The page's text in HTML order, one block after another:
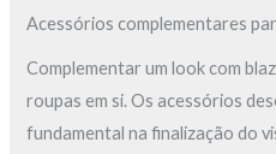
Acessórios complementares
Complementar um look com
roupas em si. Os acessórios
fundamental na finalização do